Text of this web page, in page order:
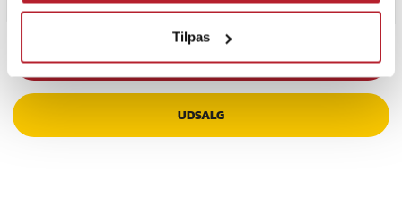
Tilpas
PRISGARANTI
UDSALG